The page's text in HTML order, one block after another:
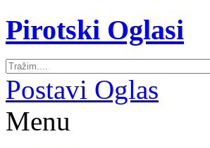
Pirotski Oglasi
Postavi Oglas
Menu